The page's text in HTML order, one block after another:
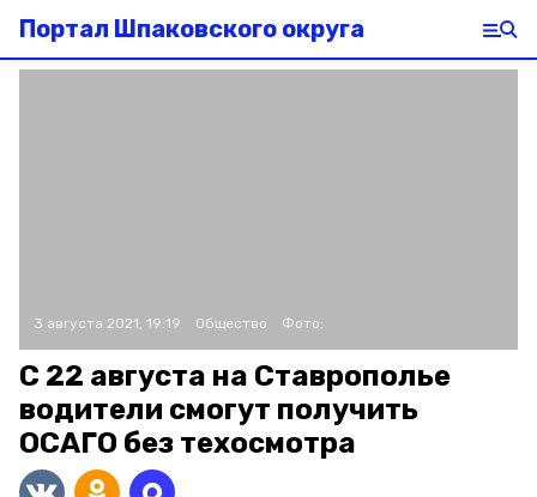
Портал Шпаковского округа
3 августа 2021, 19:19 Общество Фото:
С 22 августа на Ставрополье
водители смогут получить
ОСАГО без техосмотра